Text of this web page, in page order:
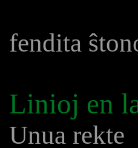
fendita
Linioj en
Unua rekte